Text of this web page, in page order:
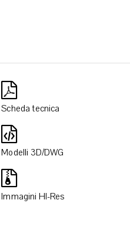
Scheda tecnica
Modelli 3D/DWG
Immagini HI-Res